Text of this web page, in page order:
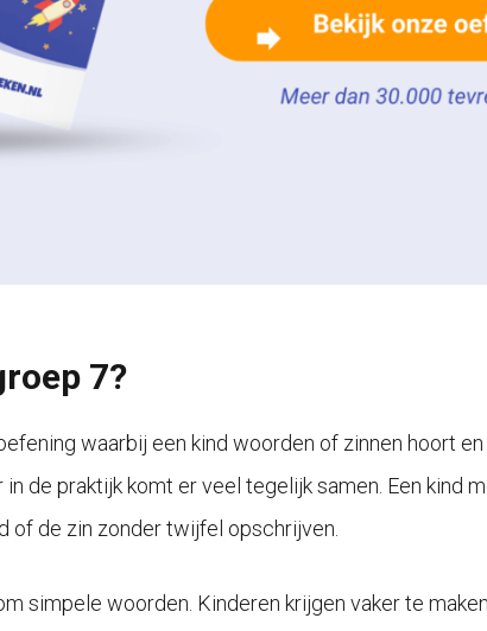
7?
waarbij een kind woorden of zinnen hoort
de praktijk komt er veel tegelijk samen. Een kind
of de zin zonder twijfel opschrijven.
simpele woorden. Kinderen krijgen vaker te